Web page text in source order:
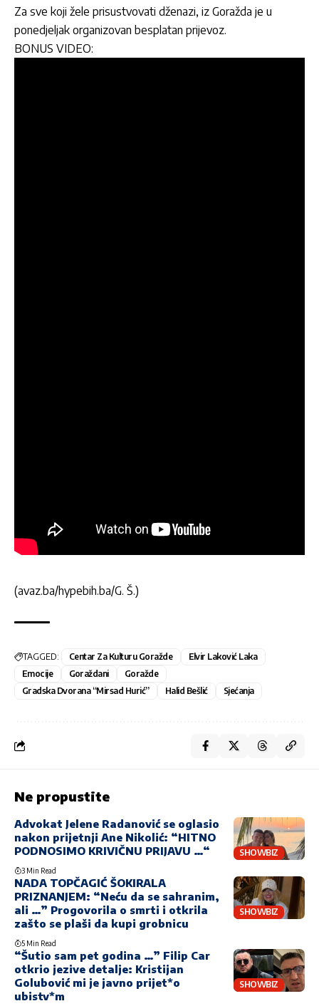
Za sve koji žele prisustvovati dženazi, iz Goražda je u
ponedjeljak organizovan besplatan prijevoz.
BONUS VIDEO:
(avaz.ba/hypebih.ba/G. Š.)
TAGGED: Centar Za Kulturu Goražde
Elvir Laković Laka
Emocije
Goraždani
Goražde
Gradska Dvorana “Mirsad Hurić”
Halid Bešlić Sjećanja
Ne propustite
SHOWBIZ
Advokat Jelene Radanović se oglasio
nakon prijetnji Ane Nikolić: “HITNO
PODNOSIMO KRIVIČNU PRIJAVU …“
3 Min Read
SHOWBIZ
NADA TOPČAGIĆ ŠOKIRALA
PRIZNANJEM: “Neću da se sahranim,
ali …” Progovorila o smrti i otkrila
zašto se plaši da kupi grobnicu
5 Min Read
SHOWBIZ
“Šutio sam pet godina …” Filip Car
otkrio jezive detalje: Kristijan
Golubović mi je javno prijet*o
ubistv*m